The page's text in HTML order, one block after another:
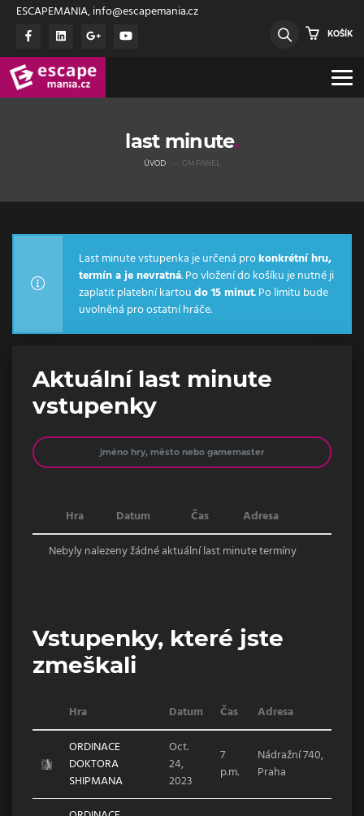
ESCAPEMANIA, info@escapemania.cz
KOŠÍK
last minute
ÚVOD GM PANEL
Last minute vstupenka je určená prokonkrétní hru,
termín a je nevratná. Po vložení do košíku je nutné ji
zaplatit platební kartoudo 15 minut. Po limitu bude
uvolněná pro ostatní hráče.
Aktuální last minute
vstupenky
Jméno
Hra Datum Čas
Adresa
Nebyly nalezeny žádné aktuální last minute termíny
Vstupenky, které jste
zmeškali
Hra Datum Čas
Adresa
ORDINACE
DOKTORA
SHIPMANA
Oct.
24,
2023
7
p.m.
Nádražní 740,
Praha